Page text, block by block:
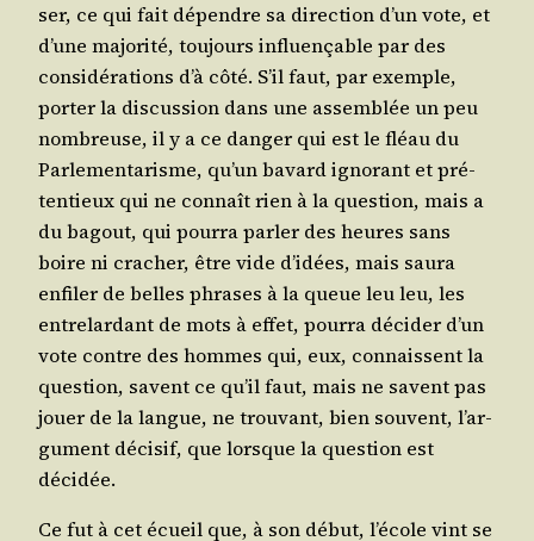
ser, ce qui fait dépendre sa direc­tion d’un vote, et
d’une majo­ri­té, tou­jours influen­çable par des
consi­dé­ra­tions d’à côté. S’il faut, par exemple,
por­ter la dis­cus­sion dans une assem­blée un peu
nom­breuse, il y a ce dan­ger qui est le fléau du
Par­le­men­ta­risme, qu’un bavard igno­rant et pré­
ten­tieux qui ne connaît rien à la ques­tion, mais a
du bagout, qui pour­ra par­ler des heures sans
boire ni cra­cher, être vide d’i­dées, mais sau­ra
enfi­ler de belles phrases à la queue leu leu, les
entre­lar­dant de mots à effet, pour­ra déci­der d’un
vote contre des hommes qui, eux, connaissent la
ques­tion, savent ce qu’il faut, mais ne savent pas
jouer de la langue, ne trou­vant, bien sou­vent, l’ar­
gu­ment déci­sif, que lorsque la ques­tion est
décidée.
Ce fut à cet écueil que, à son début, l’é­cole vint se